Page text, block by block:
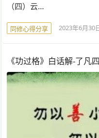
（四）云…
同修心得分享 2023年6月30
《功过格》白话解-了凡